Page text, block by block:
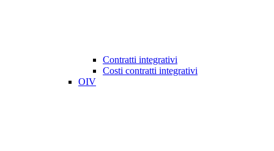
Contratti integrativi
Costi contratti integrativi
OIV